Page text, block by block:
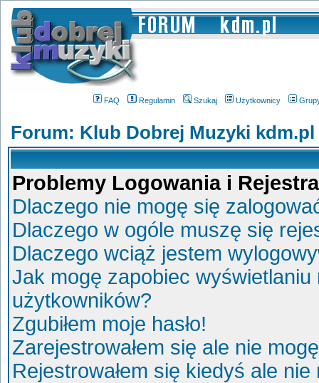
FAQ Regulamin Szukaj Użytkownicy
Forum: Klub Dobrej Muzyki kdm.pl
Problemy Logowania i
Dlaczego nie mogę się
Dlaczego w ogóle muszę się
Dlaczego wciąż jestem
Jak mogę zapobiec
użytkowników?
Zgubiłem moje hasło!
Zarejestrowałem się ale nie
Rejestrowałem się kiedyś ale